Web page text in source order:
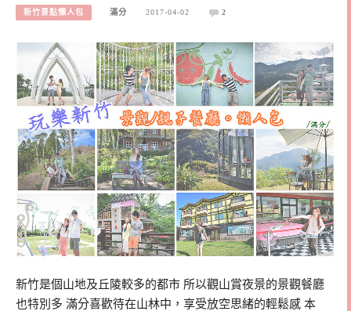
新竹景點懶人包 滿分 2017-04-02 2
新竹是個山地及丘陵較多的都市 所以觀山賞夜景的景觀餐廳
也特別多 滿分喜歡待在山林中，享受放空思緒的輕鬆感 本